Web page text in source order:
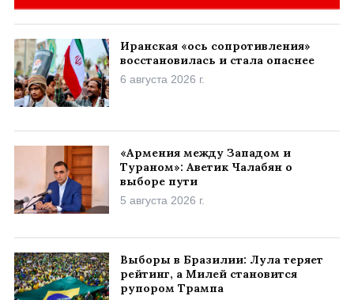
Иранская «ось сопротивления»
восстановилась и стала опаснее
6 августа 2026 г.
«Армения между Западом и
Тураном»: Аветик Чалабян о
выборе пути
5 августа 2026 г.
Выборы в Бразилии: Лула теряет
рейтинг, а Милей становится
рупором Трампа